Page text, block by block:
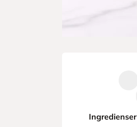
Ingredienser